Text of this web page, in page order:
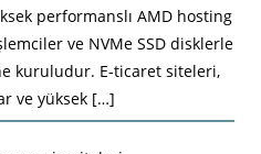
performanslı AMD hosting
ve NVMe SSD disklerle
kuruludur. E-ticaret siteleri,
ve yüksek […]